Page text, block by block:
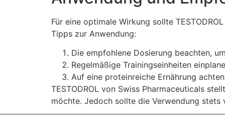
Für eine optimale Wirkung sollte
Tipps zur Anwendung:
Die empfohlene Dosierung beachten,
Regelmäßige Trainingseinheiten
Auf eine proteinreiche Ernährung
TESTODROL von Swiss Pharmaceuticals
möchte. Jedoch sollte die Verwendung